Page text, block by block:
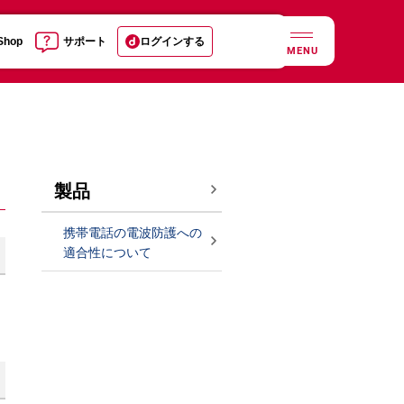
サポート ログインする
MENU
製品
携帯電話の電波防護への
適合性について